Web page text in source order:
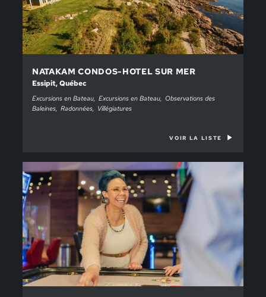
NATAKAM CONDOS-HOTEL SUR MER
Essipit, Québec
Excursions en Bateau Excursions en Bateau Observations des
Baleines Radonnées Villégiatures
VOIR LA LISTE